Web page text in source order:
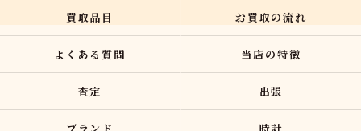
買取品目 お買取の流れ
よくある質問 当店の特徴
査定 出張